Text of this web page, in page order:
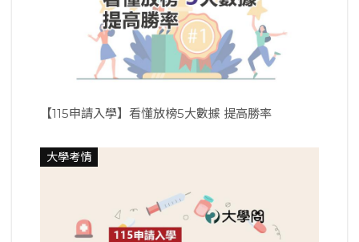
【115申請入學】看懂放榜5大數據 提高勝率
大學考情